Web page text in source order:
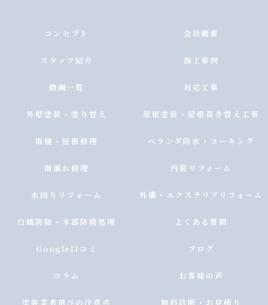
コンセプト 会社概要
スタッフ紹介 施工事例
動画一覧 対応工事
外壁塗装・塗り替え 屋根塗装・屋根葺き替え工事
雨樋・屋根修理 ベランダ防水・コーキング
雨漏れ修理 内装リフォーム
水回りリフォーム 外構・エクステリアリフォーム
白蟻防除・木部防腐処理 よくある質問
Google口コミ ブログ
コラム お客様の声
塗装業者選びの注意点 無料診断・お見積り